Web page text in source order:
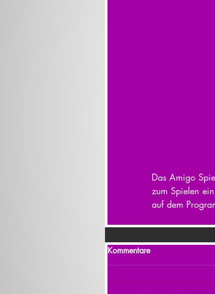
Das Amigo
zum Spielen
auf dem
Kommentare